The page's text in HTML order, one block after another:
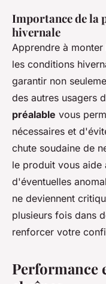
Importance de
hivernale
Apprendre à monter
les conditions
garantir non
des autres usagers
préalable vous
nécessaires et
chute soudaine de
le produit vous
d'éventuelles
ne deviennent
plusieurs fois dans
renforcer votre
Performance